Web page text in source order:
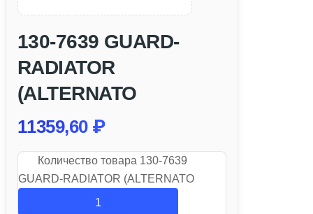
130-7639 GUARD-
RADIATOR
(ALTERNATO
11359,60 ₽
Количество товара 130-7639
GUARD-RADIATOR (ALTERNATO